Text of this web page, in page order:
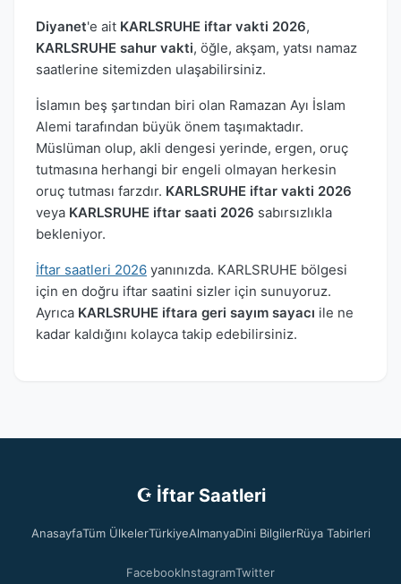
Diyanet'e ait KARLSRUHE iftar vakti 2026,
KARLSRUHE sahur vakti, öğle, akşam, yatsı namaz
saatlerine sitemizden ulaşabilirsiniz.
İslamın beş şartından biri olan Ramazan Ayı İslam
Alemi tarafından büyük önem taşımaktadır.
Müslüman olup, akli dengesi yerinde, ergen, oruç
tutmasına herhangi bir engeli olmayan herkesin
oruç tutması farzdır. KARLSRUHE iftar vakti 2026
veya KARLSRUHE iftar saati 2026 sabırsızlıkla
bekleniyor.
İftar saatleri 2026 yanınızda. KARLSRUHE bölgesi
için en doğru iftar saatini sizler için sunuyoruz.
Ayrıca KARLSRUHE iftara geri sayım sayacı ile ne
kadar kaldığını kolayca takip edebilirsiniz.
☪ İftar Saatleri
AnasayfaTüm ÜlkelerTürkiyeAlmanyaDini BilgilerRüya Tabirleri
FacebookInstagramTwitter